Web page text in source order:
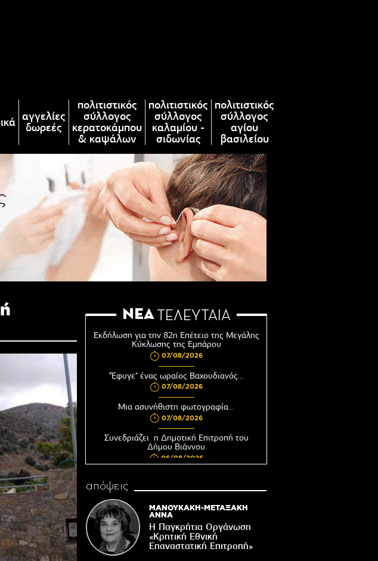
αγγελίες
δωρεές
πολιτιστικός
σύλλογος
κερατοκάμπου
& καψάλων
πολιτιστικός
σύλλογος
καλαμίου -
σιδωνίας
πολιτιστικός
σύλλογος
αγίου
βασιλείου
ΝΕΑ ΤΕΛΕΥΤΑΙΑ
Εκδήλωση για την 82η Επέτειο της Μεγάλης
Κύκλωσης της Εμπάρου
07/08/2026
"Έφυγε" ένας ωραίος Βαχουδιανός...
07/08/2026
Μια ασυνήθιστη φωτογραφία…
07/08/2026
Συνεδριάζει η Δημοτική Επιτροπή του
Δήμου Βιάννου
06/08/2026
Βιάννου-Τόπος πίστης, μνήμης και
06/08/2026
Ωράριο λειτουργίας του Γραφείου
Δακοκτονίας
06/08/2026
απόψεις
ΜΑΝΟΥΚΑΚΗ-ΜΕΤΑΞΑΚΗ
ΑΝΝΑ
Η Παγκρήτια Οργάνωση
«Κρητική Εθνική
Επαναστατική Eπιτροπή»